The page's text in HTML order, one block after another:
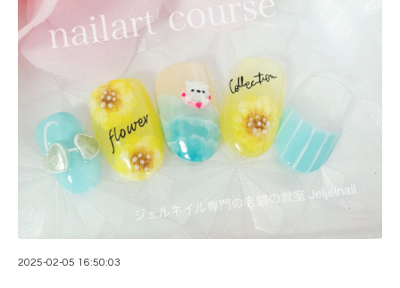
2025-02-05 16:50:03